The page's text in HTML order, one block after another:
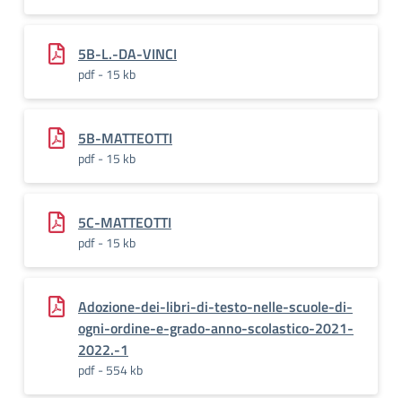
5B-L.-DA-VINCI
pdf - 15 kb
5B-MATTEOTTI
pdf - 15 kb
5C-MATTEOTTI
pdf - 15 kb
Adozione-dei-libri-di-testo-nelle-scuole-di-
ogni-ordine-e-grado-anno-scolastico-2021-
2022.-1
pdf - 554 kb